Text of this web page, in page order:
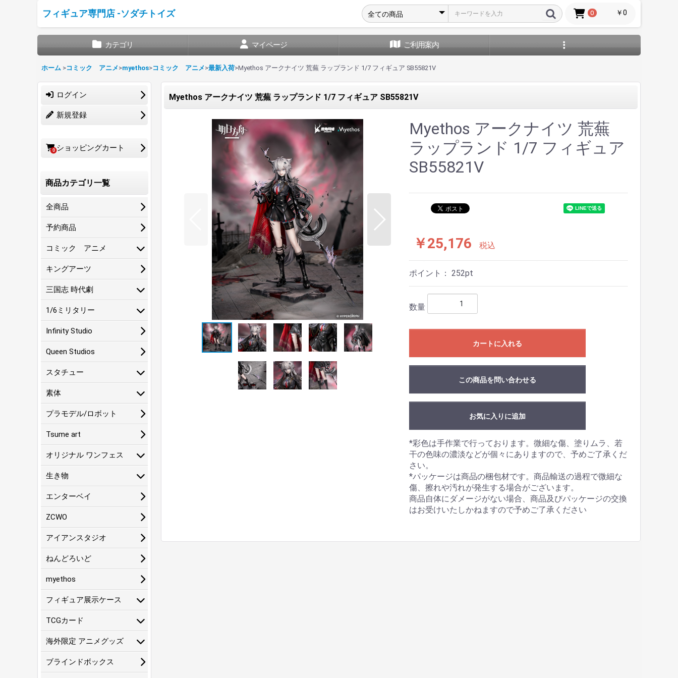
フィギュア専門店 -ソダチトイズ 0 ￥0
カテゴリ マイページ ご利用案内
ホーム >コミック アニメ >myethos>コミック アニメ >最新入荷>Myethos アークナイツ 荒蕪 ラップランド 1/7 フィギュア SB55821V
ログイン
新規登録
0 ショッピングカート
商品カテゴリ一覧
全商品
予約商品
コミック アニメ
キングアーツ
三国志 時代劇
1/6ミリタリー
Infinity Studio
Queen Studios
スタチュー
素体
プラモデル/ロボット
Tsume art
オリジナル ワンフェス
生き物
エンターベイ
ZCWO
アイアンスタジオ
ねんどろいど
myethos
フィギュア展示ケース
TCGカード
海外限定 アニメグッズ
ブラインドボックス
Myethos アークナイツ 荒蕪 ラップランド 1/7 フィギュア SB55821V
Myethos アークナイツ 荒蕪
ラップランド 1/7 フィギュア
SB55821V
￥25,176 税込
ポイント： 252pt
数量
カートに入れる
この商品を問い合わせる
お気に入りに追加
*彩色は手作業で行っております。微細な傷、塗りムラ、若
干の色味の濃淡などが個々にありますので、予めご了承くだ
さい。
*パッケージは商品の梱包材です。商品輸送の過程で微細な
傷、擦れや汚れが発生する場合がございます。
商品自体にダメージがない場合、商品及びパッケージの交換
はお受けいたしかねますので予めご了承ください